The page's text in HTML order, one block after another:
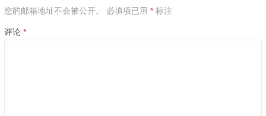
您的邮箱地址不会被公开。 必填项已用 *标注
评论 *